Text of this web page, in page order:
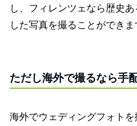
し、フィレンツェなら歴史
した写真を撮ることができま
ただし海外で撮るなら手
海外でウェディングフォト